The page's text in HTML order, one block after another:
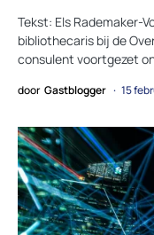
Tekst: Els Rademaker-
bibliothecaris bij de
consulent voortgezet
door Gastblogger 15